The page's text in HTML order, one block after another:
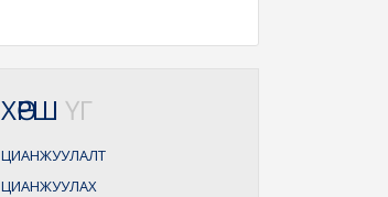
ХӨРШ ҮГ
ЦИАНЖУУЛАЛТ
ЦИАНЖУУЛАХ